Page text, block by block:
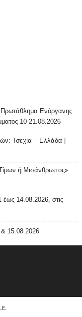
Ενόργανης
10-21.08.2026
Τσεχία – Ελλάδα |
ή Μισάνθρωπος»
έως 14.08.2026, στις
& 15.08.2026